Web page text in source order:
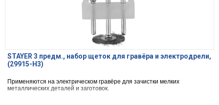
STAYER 3 предм., набор щеток для гравёра и электродрели,
(29915-H3)
Применяются на электрическом гравёре для зачистки мелких
металлических деталей и заготовок.